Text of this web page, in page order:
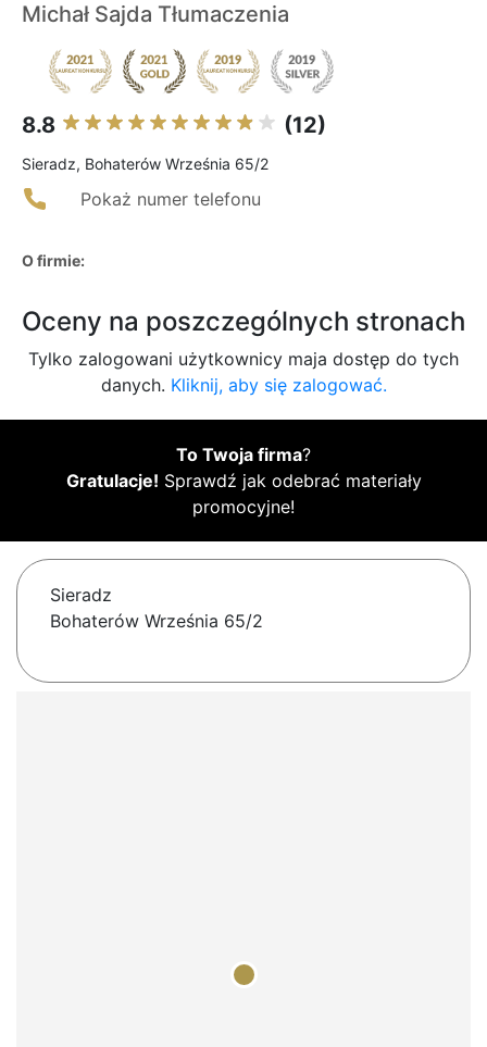
Michał Sajda Tłumaczenia
8.8 (12)
Sieradz, Bohaterów Września 65/2
Pokaż numer telefonu
O firmie:
Oceny na poszczególnych stronach
Tylko zalogowani użytkownicy maja dostęp do tych
danych. Kliknij, aby się zalogować.
To Twoja firma?
Gratulacje! Sprawdź jak odebrać materiały
promocyjne!
Sieradz
Bohaterów Września 65/2